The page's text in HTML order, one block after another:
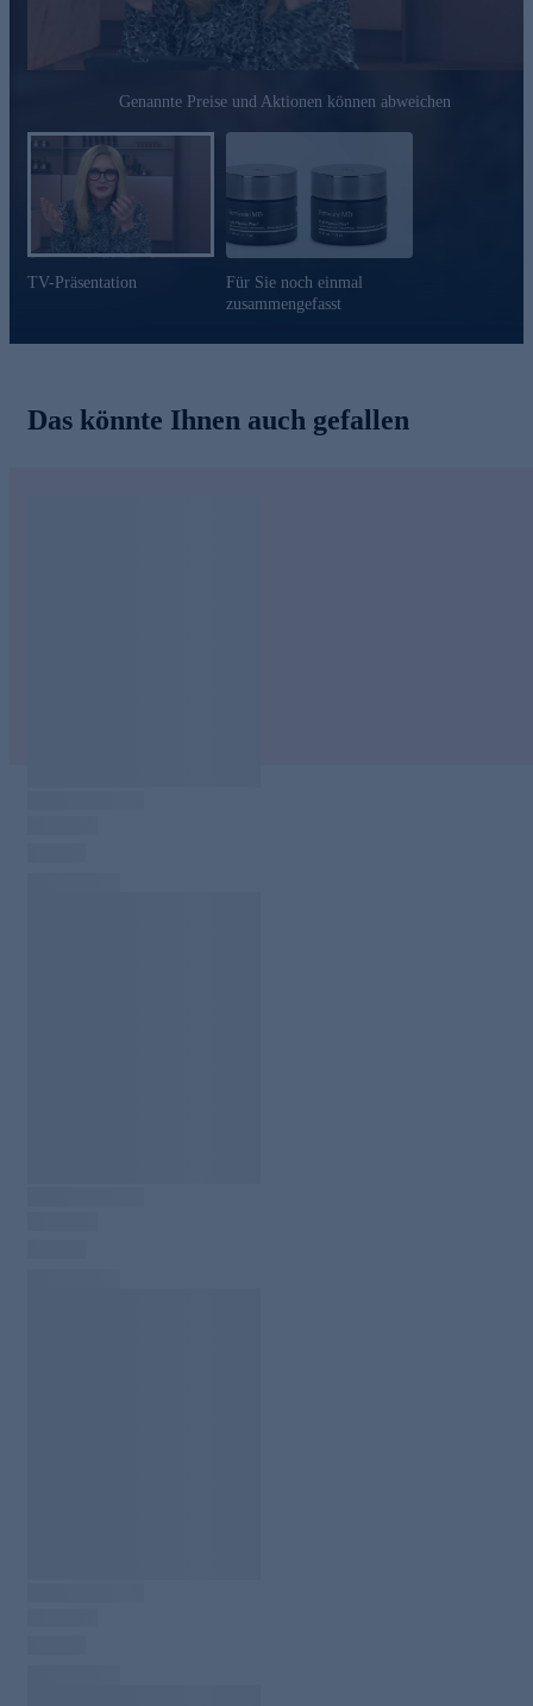
Genannte Preise und Aktionen können abweichen
TV-Präsentation
Für Sie noch einmal
zusammengefasst
Das könnte Ihnen auch gefallen